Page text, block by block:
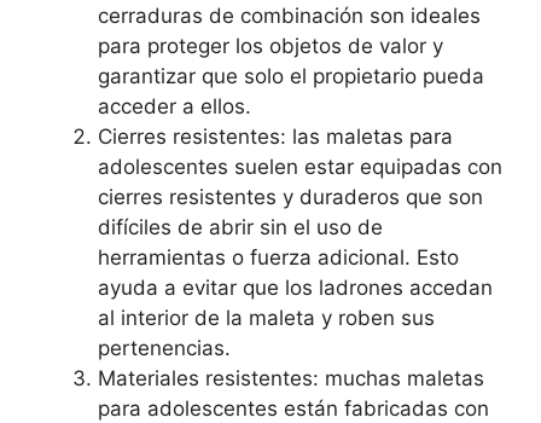
cerraduras de combinación son ideales
para proteger los objetos de valor y
garantizar que solo el propietario pueda
acceder a ellos.
Cierres resistentes: las maletas para
adolescentes suelen estar equipadas con
cierres resistentes y duraderos que son
difíciles de abrir sin el uso de
herramientas o fuerza adicional. Esto
ayuda a evitar que los ladrones accedan
al interior de la maleta y roben sus
pertenencias.
Materiales resistentes: muchas maletas
para adolescentes están fabricadas con